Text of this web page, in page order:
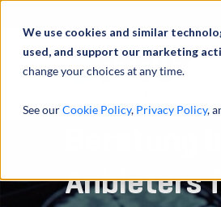
We use cookies and similar
used, and support our marketing
change your choices at any time.
See ourCookie Policy, Privacy Policy,
Beratung
Anbieters